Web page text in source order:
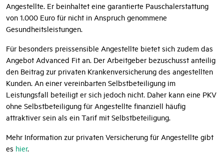
Angestellte. Er beinhaltet eine garantierte Pauschalerstattung
von 1.000 Euro für nicht in Anspruch genommene
Gesundheitsleistungen.
Für besonders preissensible Angestellte bietet sich zudem das
Angebot Advanced Fit an. Der Arbeitgeber bezuschusst anteilig
den Beitrag zur privaten Krankenversicherung des angestellten
Kunden. An einer vereinbarten Selbstbeteiligung im
Leistungsfall beteiligt er sich jedoch nicht. Daher kann eine PKV
ohne Selbstbeteiligung für Angestellte finanziell häufig
attraktiver sein als ein Tarif mit Selbstbeteiligung.
Mehr Information zur privaten Versicherung für Angestellte gibt
es hier.